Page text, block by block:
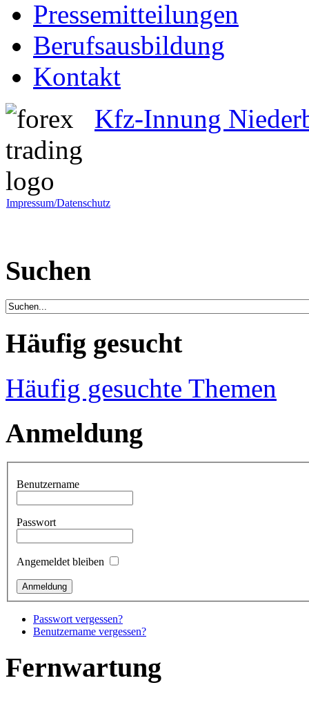
Pressemitteilungen
Berufsausbildung
Kontakt
Kfz-Innung
Impressum/Datenschutz
Suchen
Häufig gesucht
Häufig gesuchte Themen
Anmeldung
Benutzername
Passwort
Angemeldet bleiben
Passwort vergessen?
Benutzername vergessen?
Fernwartung